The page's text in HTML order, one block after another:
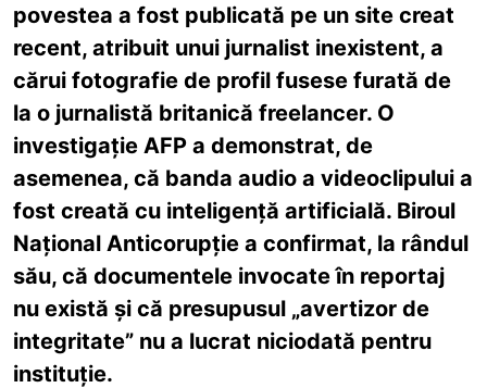
povestea a fost publicată pe un site creat
recent, atribuit unui jurnalist inexistent, a
cărui fotografie de profil fusese furată de
la o jurnalistă britanică freelancer. O
investigație AFP a demonstrat, de
asemenea, că banda audio a videoclipului a
fost creată cu inteligență artificială. Biroul
Național Anticorupție a confirmat, la rândul
său, că documentele invocate în reportaj
nu există și că presupusul „avertizor de
integritate” nu a lucrat niciodată pentru
instituție.